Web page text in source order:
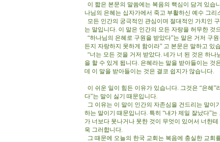
이 짧은 본문의 말씀에는 복음의 핵심이 담겨 있습
나님의 은혜는 십자가에서 죽고 부활하신 예수 그
모든 인간의 궁극적인 관심이며 절대적인 가치인
는 말입니다. 이 말은 인간의 모든 자랑을 허무한 것
“하나님의 은혜로 구원을 받았다”는 말은 거저 구
든지 자랑하지 못하게 함이라” 고 본문은 말하고 있
“너는 모든 것을 거저 받았다. 네가 너 된 것은 하
을 할 수 있게 됩니다. 은혜라는 말을 받아들이는 것
데 이 말을 받아들이는 것은 결코 쉽지가 않습니다.
이 쉬운 일이 힘든 이유가 있습니다. 그것은 “은혜
다”는 말이 싫기 때문입니다.
그 이유는 이 말이 인간의 자존심을 건드리는 말이
하는 말이기 때문입니다. 특히 “내가 제일 잘났다”
가 너보다 못나거나 못한 것이 무엇이 있어서 너한
욱 그러합니다.
그 때문에 오늘의 한국 교회는 복음에 충실한 교회